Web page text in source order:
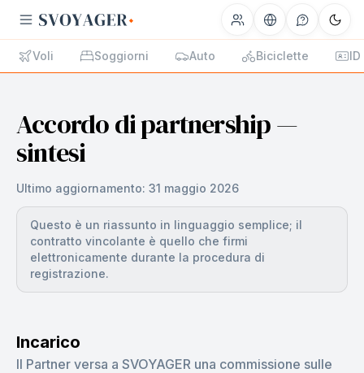
Voli Soggiorni Auto Biciclette
Accordo di partnership —
sintesi
Ultimo aggiornamento: 31 maggio 2026
Questo è un riassunto in linguaggio semplice; il
contratto vincolante è quello che firmi
elettronicamente durante la procedura di
registrazione.
Incarico
Il Partner versa a SVOYAGER una commissione sulle